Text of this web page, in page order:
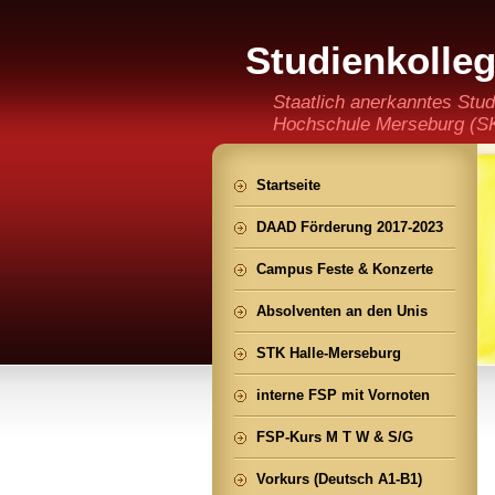
(staatlich
Staatlich anerkanntes
Hochschule Merseburg
der Ming CHENG Institut
Startseite
DAAD Förderung 2017-2023
Campus Feste & Konzerte
Absolventen an den Unis
STK Halle-Merseburg
interne FSP mit Vornoten
FSP-Kurs M T W & S/G
Vorkurs (Deutsch A1-B1)